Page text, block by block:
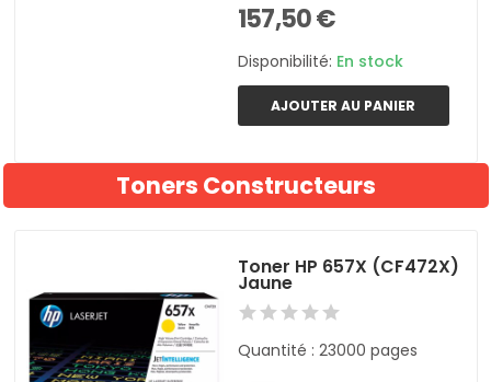
157,50 €
Disponibilité: En stock
AJOUTER AU PANIER
Toners Constructeurs
Toner HP 657X (CF472X)
Jaune
Quantité : 23000 pages